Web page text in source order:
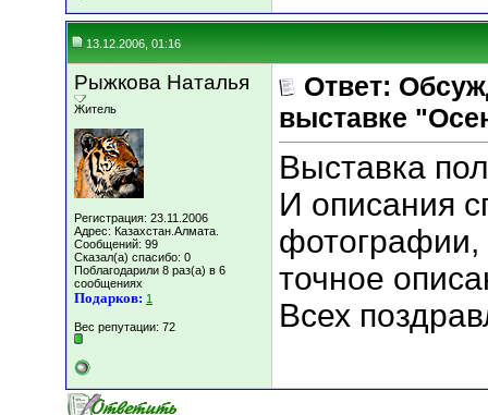
13.12.2006, 01:16
Рыжкова Наталья
Житель
Регистрация: 23.11.2006
Адрес: Казахстан.Алмата.
Сообщений: 99
Сказал(а) спасибо: 0
Поблагодарили 8 раз(а) в 6
сообщениях
Подарков: 1
Вес репутации: 72
Ответ:
выставке
Выставка
И описания
фотографии,
точное
Всех